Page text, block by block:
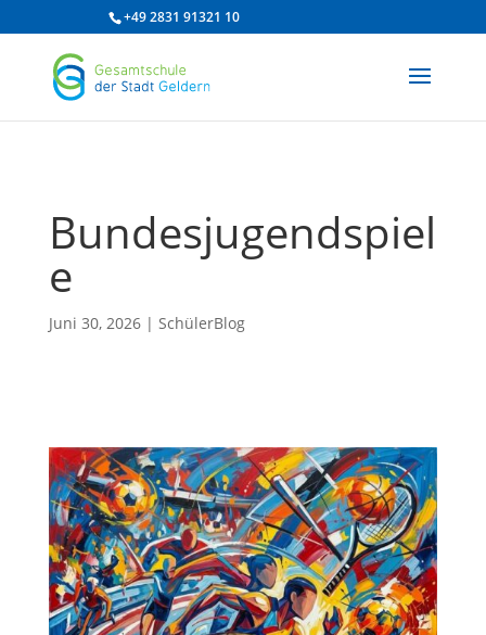
+49 2831 91321 10
Bundesjugendspiel
e
Juni 30, 2026| SchülerBlog